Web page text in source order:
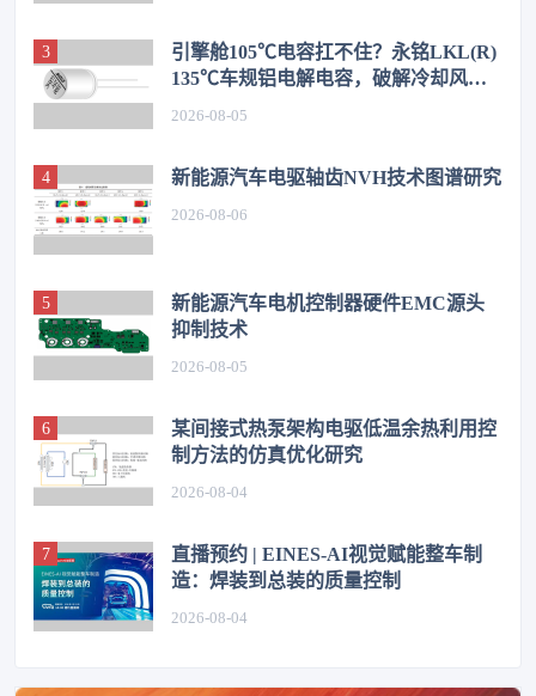
引擎舱105℃电容扛不住？永铭LKL(R)
135℃车规铝电解电容，破解冷却风扇
2026-08-05
新能源汽车电驱轴齿NVH技术图谱研究
2026-08-06
新能源汽车电机控制器硬件EMC源头
抑制技术
2026-08-05
某间接式热泵架构电驱低温余热利用控
制方法的仿真优化研究
2026-08-04
直播预约 | EINES-AI视觉赋能整车制
造：焊装到总装的质量控制
2026-08-04